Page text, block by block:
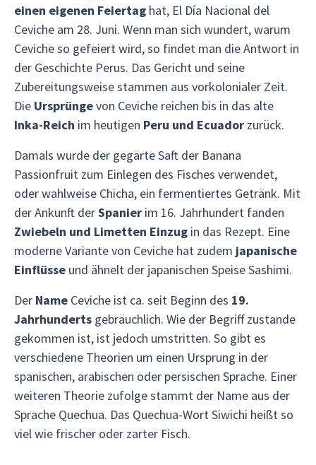
einen eigenen Feiertag hat, El Día Nacional del
Ceviche am 28. Juni. Wenn man sich wundert, warum
Ceviche so gefeiert wird, so findet man die Antwort in
der Geschichte Perus. Das Gericht und seine
Zubereitungsweise stammen aus vorkolonialer Zeit.
Die Ursprüngevon Ceviche reichen bis in das alte
Inka-Reich im heutigen Peru und Ecuador zurück.
Damals wurde der gegärte Saft der Banana
Passionfruit zum Einlegen des Fisches verwendet,
oder wahlweise Chicha, ein fermentiertes Getränk. Mit
der Ankunft derSpanier im 16. Jahrhundert fanden
Zwiebeln und Limetten Einzug in das Rezept. Eine
moderne Variante von Ceviche hat zudem japanische
Einflüsse und ähnelt der japanischen Speise Sashimi.
Der Name Ceviche ist ca. seit Beginn des 19.
Jahrhunderts gebräuchlich. Wie der Begriff zustande
gekommen ist, ist jedoch umstritten. So gibt es
verschiedene Theorien um einen Ursprung in der
spanischen, arabischen oder persischen Sprache. Einer
weiteren Theorie zufolge stammt der Name aus der
Sprache Quechua. Das Quechua-Wort Siwichi heißt so
viel wie frischer oder zarter Fisch.